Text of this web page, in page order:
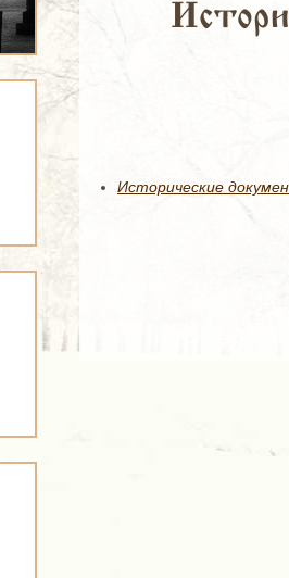
Исторические